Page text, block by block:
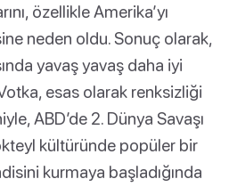
özellikle Amerika’yı
neden oldu. Sonuç olarak,
yavaş yavaş daha iyi
esas olarak renksizliği
ABD’de 2. Dünya Savaşı
kültüründe popüler bir
kurmaya başladığında